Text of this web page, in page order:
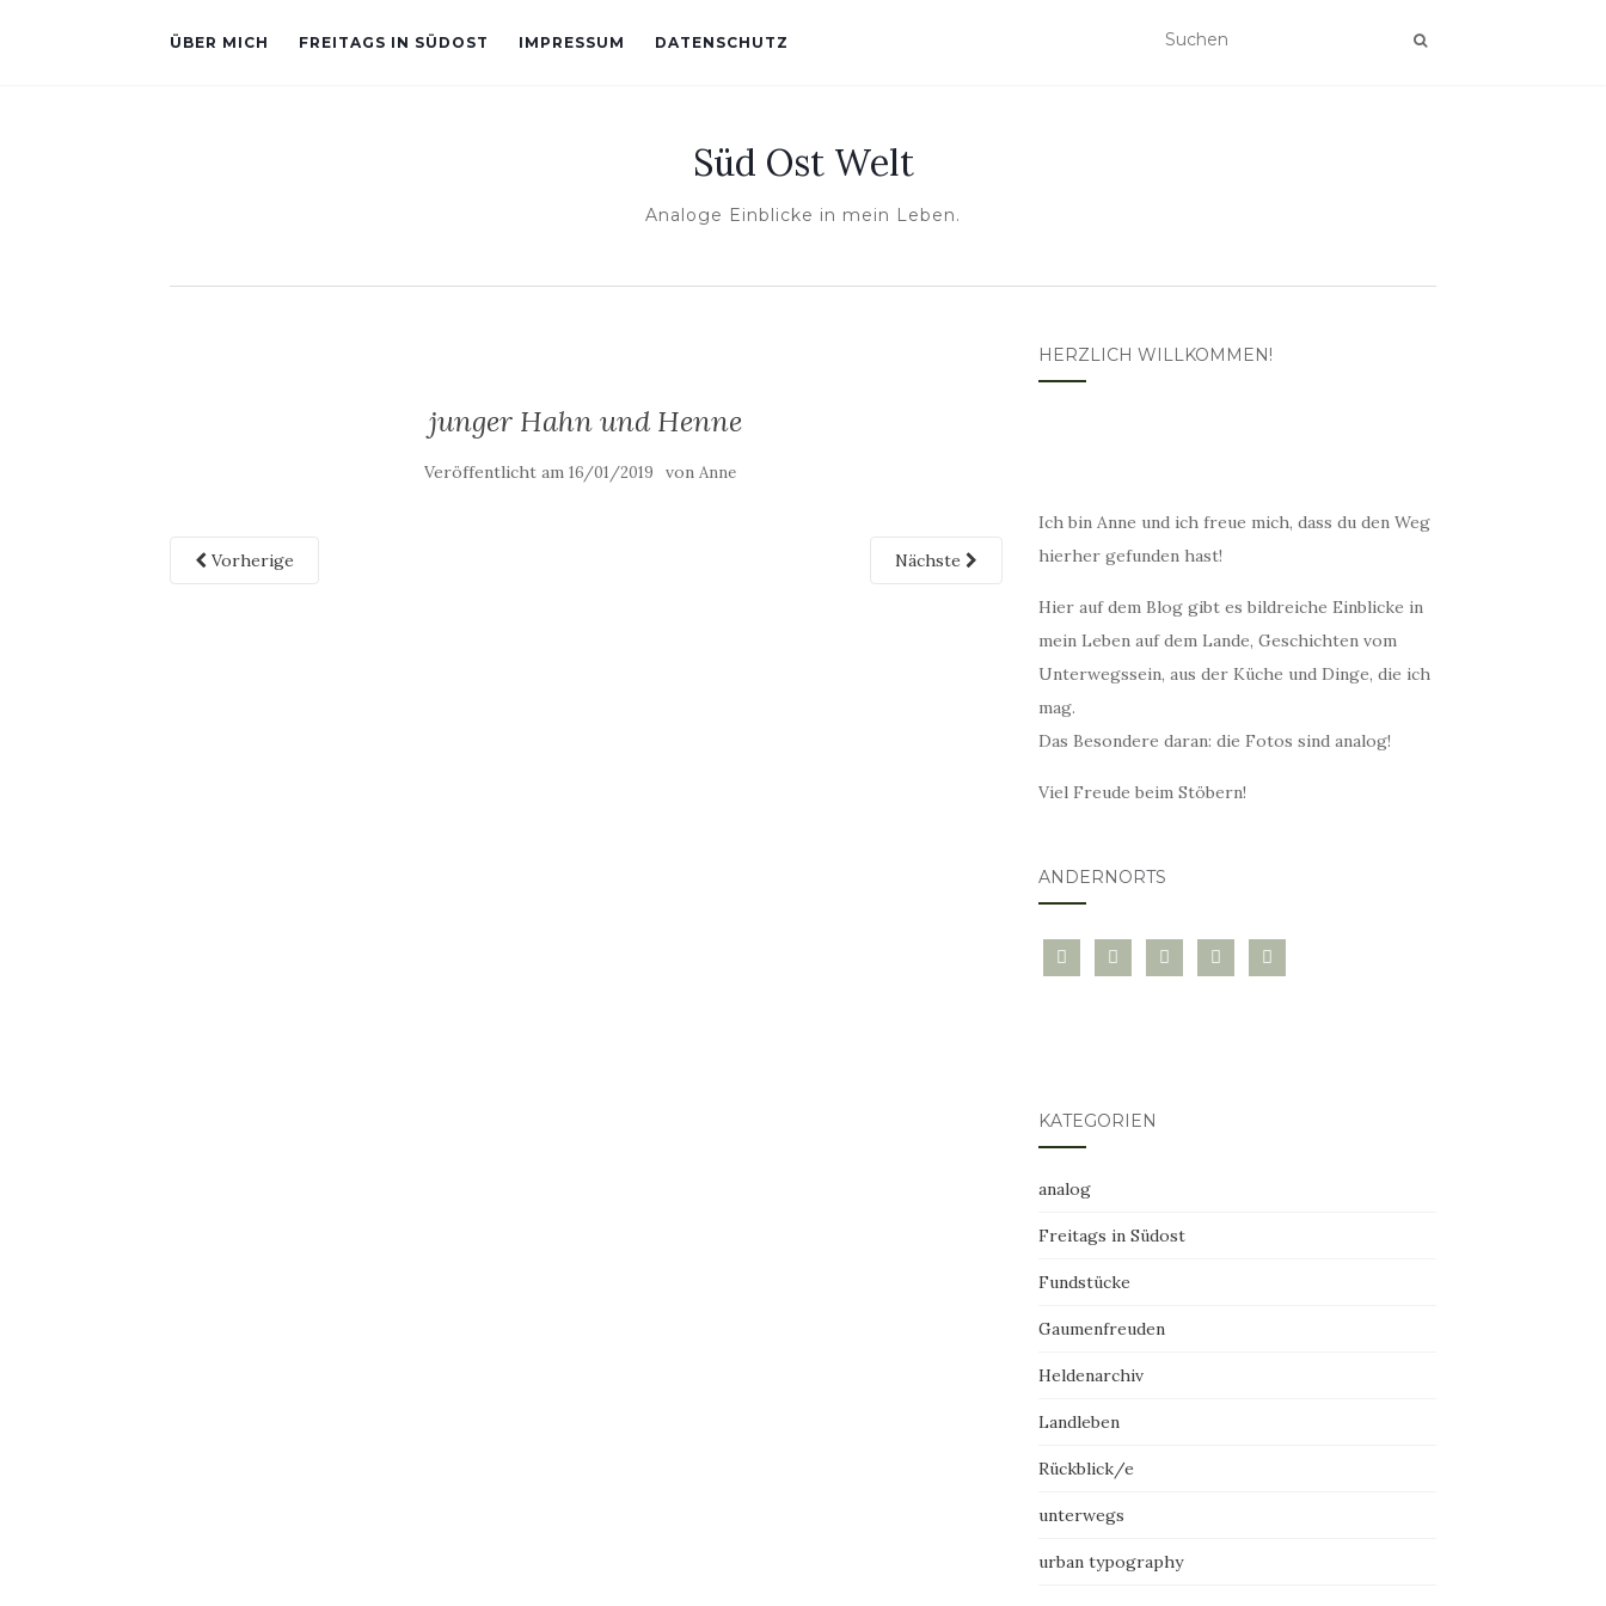
ÜBER MICH FREITAGS IN SÜDOST IMPRESSUM DATENSCHUTZ
Süd Ost Welt
Analoge Einblicke in mein Leben.
junger Hahn und Henne
Veröffentlicht am 16/01/2019 von Anne
Vorherige Nächste
HERZLICH WILLKOMMEN!
Ich bin Anne und ich freue mich, dass du den Weg
hierher gefunden hast!
Hier auf dem Blog gibt es bildreiche Einblicke in
mein Leben auf dem Lande, Geschichten vom
Unterwegssein, aus der Küche und Dinge, die ich
mag.
Das Besondere daran: die Fotos sind analog!
Viel Freude beim Stöbern!
ANDERNORTS
bloglovininstagramtwitter pinterest
mail
KATEGORIEN
analog
Freitags in Südost
Fundstücke
Gaumenfreuden
Heldenarchiv
Landleben
Rückblick/e
unterwegs
urban typography